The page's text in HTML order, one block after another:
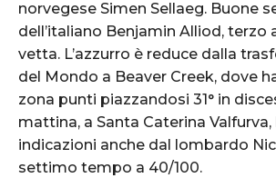
norvegese Simen Sellaeg. Buone
dell’italiano Benjamin Alliod, terzo
vetta. L’azzurro è reduce dalla
del Mondo a Beaver Creek, dove
zona punti piazzandosi 31° in
mattina, a Santa Caterina
indicazioni anche dal lombardo
settimo tempo a 40/100.